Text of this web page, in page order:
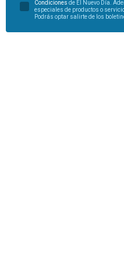
Condiciones de El Nuevo Día.
especiales de productos o
Podrás optar salirte de los